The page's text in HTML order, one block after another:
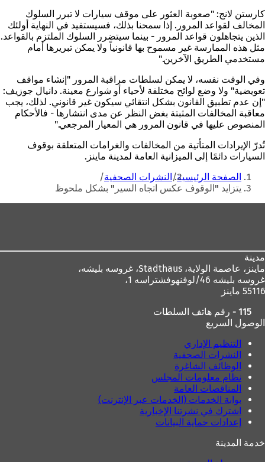
كارستن لانج: "صعوبة العثور على موقف سيارات لا تبرر السلوك
المخالف لقواعد المرور. إذا سمحنا بذلك، فسيستفيد في النهاية أولئك
الذين يتجاهلون قواعد المرور - بينما سيتضرر السلوك الملتزم بالقواعد.
مثل هذه الممارسة غير مسموح بها قانونياً ولا يمكن تبريرها أمام
مستخدمي الطريق الآخرين."
وفي الوقت نفسه، لا يمكن لسلطات مراقبة المرور "إنشاء مواقف
تعويضية" ولا وضع لوائح مختلفة لأحياء أو شوارع معينة. دانيال جوزيف:
"إن عدم تطبيق القانون بشكل انتقائي سيكون غير قانوني. لذلك، يجب
معاقبة المخالفات المثبتة بغض النظر عن مدى انتشارها - فالأحكام
المنصوص عليها في قانون المرور هي المعيار المرجعي."
تُدرّ الإيرادات المتأتية من المخالفات والغرامات المتعلقة بوقوف
السيارات دائمًا إلى الميزانية العامة لمدينة ماينز.
أنت
هنا
الصفحة الرئيسية
النشرات الصحفية
يتزايد "الوقوف عكس اتجاه السير" بشكل ملحوظ
مدينة
ماينز، عاصمة الولاية،
غروسه بليشه 46/لوفنهوفشتراسه 1،
55116 ماينز
115 - رقم هاتف السلطات
الوصول السريع
التنظيم الإداري
النشرات الصحفية
الوظائف الشاغرة
نظام معلومات المجلس
المناقصات العامة
بوابة الخدمات (الخدمات عبر الإنترنت)
اشترك في نشرتنا الإخبارية
إعدادات حماية البيانات
خدمة المدينة